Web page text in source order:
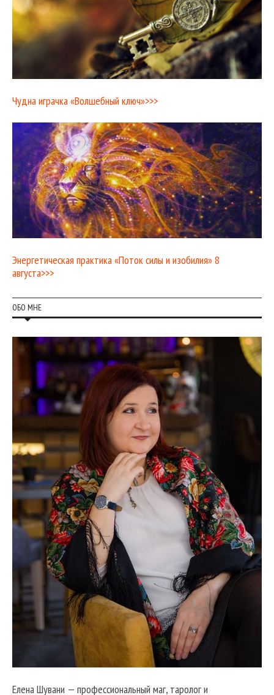
Чудна играчка «Волшебный ключ»>>>
Энергетическая практика «Поток силы и изобилия» 8
августа>>>
ОБО МНЕ
Елена Шувани — профессиональный маг, таролог и